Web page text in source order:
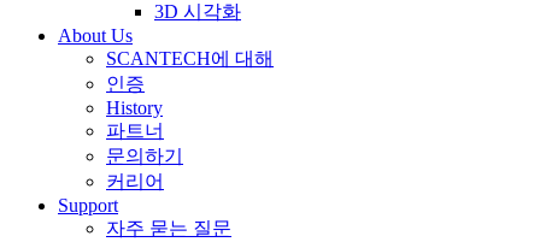
3D 시각화
About Us
SCANTECH에 대해
인증
History
파트너
문의하기
커리어
Support
자주 묻는 질문